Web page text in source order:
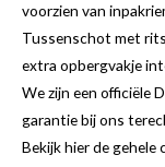
voorzien van
Tussenschot met
extra opbergvakje
We zijn een officiële
garantie bij ons
Bekijk hier de gehele